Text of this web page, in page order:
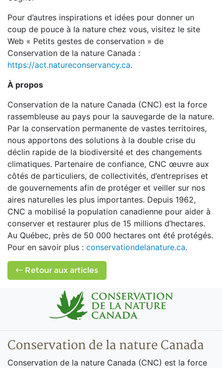
Pour d’autres inspirations et idées pour donner un
coup de pouce à la nature chez vous, visitez le site
Web « Petits gestes de conservation » de
Conservation de la nature Canada :
https://act.natureconservancy.ca.
À propos
Conservation de la nature Canada (CNC) est la force
rassembleuse au pays pour la sauvegarde de la nature.
Par la conservation permanente de vastes territoires,
nous apportons des solutions à la double crise du
déclin rapide de la biodiversité et des changements
climatiques. Partenaire de confiance, CNC œuvre aux
côtés de particuliers, de collectivités, d’entreprises et
de gouvernements afin de protéger et veiller sur nos
aires naturelles les plus importantes. Depuis 1962,
CNC a mobilisé la population canadienne pour aider à
conserver et restaurer plus de 15 millions d’hectares.
Au Québec, près de 50 000 hectares ont été protégés.
Pour en savoir plus : conservationdelanature.ca.
Retour aux articles
Conservation de la nature Canada
Conservation de la nature Canada (CNC) est la force